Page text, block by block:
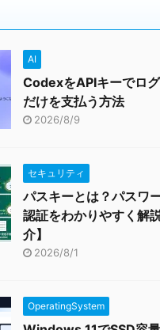
AI
CodexをAPIキーでロ
だけを支払う方法
2026/8/9
セキュリティ
パスキーとは？パスワ
認証をわかりやすく解
介】
2026/8/1
OperatingSystem